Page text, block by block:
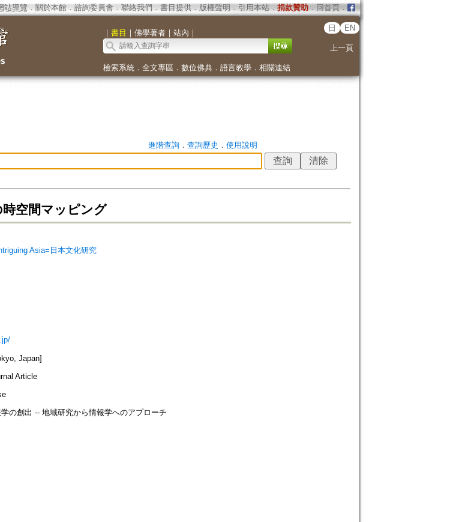
站導覽 ． 關於本館． 諮詢委員會． 聯絡我們 ． 書目提供． 版權聲明 ． 引用本站． 捐款贊助．回首頁．
｜ 書目 ｜ 佛學著者｜ 站內 ｜
日 EN
上一頁
檢索系統． 全文專區 ． 數位佛典． 語言教學． 相關連結
進階查詢． 查詢歷史 ． 使用說明
空間マッピング
Asia=日本文化研究
Japan]
Article
の創出 -- 地域研究から情報学へのアプローチ